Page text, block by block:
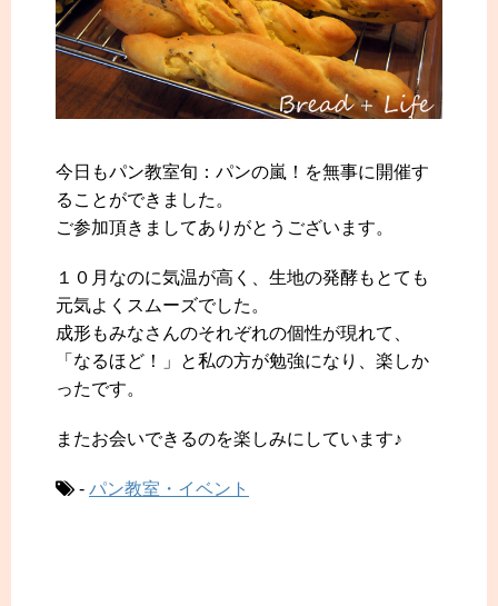
今日もパン教室旬：パンの嵐！を無事に開催す
ることができました。
ご参加頂きましてありがとうございます。
１０月なのに気温が高く、生地の発酵もとても
元気よくスムーズでした。
成形もみなさんのそれぞれの個性が現れて、
「なるほど！」と私の方が勉強になり、楽しか
ったです。
またお会いできるのを楽しみにしています♪
- パン教室・イベント